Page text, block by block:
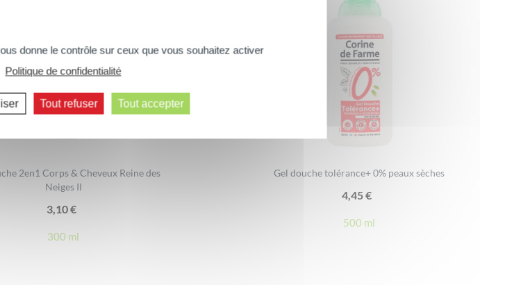
Commentaires suivants >>
2en1 Corps & Cheveux Reine des
Neiges II
3,10€
300 ml
Gel douche tolérance+ 0% peaux sèches
4,45€
500 ml
donne le contrôle sur ceux que vous souhaitez activer
Politique de confidentialité
Tout refuser Tout accepter